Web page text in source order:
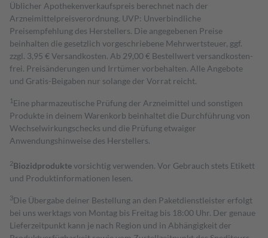
Üblicher Apothekenverkaufspreis berechnet nach der
Arzneimittelpreisverordnung. UVP: Unverbindliche
Preisempfehlung des Herstellers. Die angegebenen Preise
beinhalten die gesetzlich vorgeschriebene Mehrwertsteuer, ggf.
zzgl. 3,95 € Versandkosten. Ab 29,00 € Bestell­wert versand­kosten­
frei. Preisänderungen und Irrtümer vorbehalten. Alle Angebote
und Gratis-Beigaben nur solange der Vorrat reicht.
1 Eine pharmazeutische Prüfung der Arzneimittel und sonstigen
Produkte in deinem Warenkorb beinhaltet die Durchführung von
Wechselwirkungschecks und die Prüfung etwaiger
Anwendungshinweise des Herstellers.
2Biozidproduktevorsichtig verwenden. Vor Gebrauch stets Etikett
und Produktinformationen lesen.
3Die Übergabe deiner Bestellung an den Paketdienstleister erfolgt
bei uns werktags von Montag bis Freitag bis 18:00 Uhr. Der genaue
Lieferzeitpunkt kann je nach Region und in Abhängigkeit der